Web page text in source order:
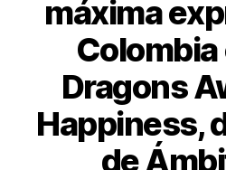
máxima
Dragons
Happiness,
de